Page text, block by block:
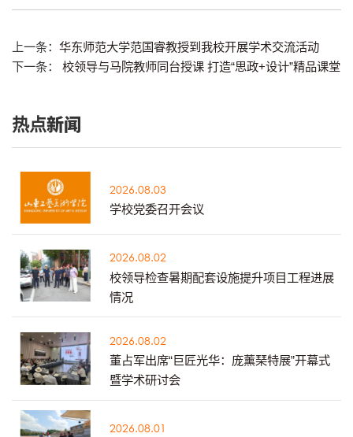
上一条： 华东师范大学范国睿教授到我校开展学术交流活动
下一条：
校领导与马院教师同台授课 打造“思政+设计”精品课堂
热点新闻
2026.08.03
学校党委召开会议
2026.08.02
校领导检查暑期配套设施提升项目工程进展
情况
2026.08.02
董占军出席“巨匠光华：庞薰琹特展”开幕式
暨学术研讨会
2026.08.01